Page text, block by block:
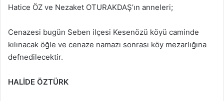
Hatice ÖZ ve Nezaket OTURAKDAŞ’ın anneleri;
Cenazesi bugün Seben ilçesi Kesenözü köyü caminde
kılınacak öğle ve cenaze namazı sonrası köy mezarlığına
defnedilecektir.
HALİDE ÖZTÜRK